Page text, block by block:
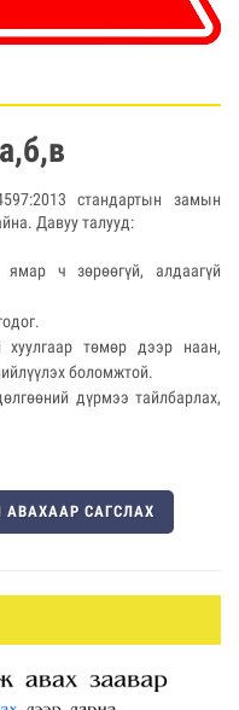
стандартын замын
Давуу талууд:
ч зөрөөгүй, алдаагүй
хуулгаар төмөр дээр наан,
боломжтой.
дүрмээ тайлбарлах,
САГСЛАХ